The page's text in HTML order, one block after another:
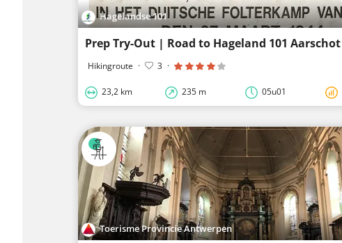
Hagelandse 101
Prep Try-Out | Road to Hageland 101 Aarschot
Hikingroute · 3 ·
23,2 km 235 m 05u01
Toerisme Provincie Antwerpen